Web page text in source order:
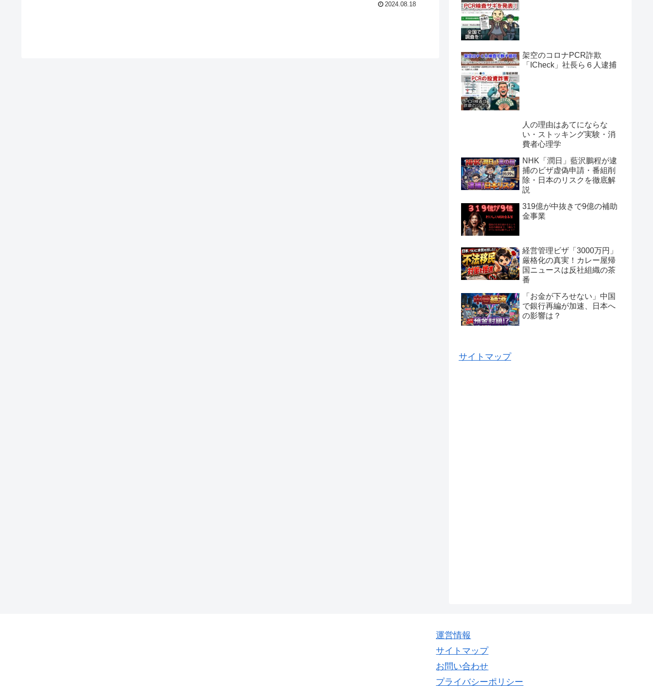
2024.08.18
架空のコロナPCR詐欺
「ICheck」社長ら６人逮捕
人の理由はあてにならな
い・ストッキング実験・消
費者心理学
NHK「潤日」藍沢鵬程が逮
捕のビザ虚偽申請・番組削
除・日本のリスクを徹底解
説
319億が中抜きで9億の補助
金事業
経営管理ビザ「3000万円」
厳格化の真実！カレー屋帰
国ニュースは反社組織の茶
番
「お金が下ろせない」中国
で銀行再編が加速、日本へ
の影響は？
サイトマップ
運営情報
サイトマップ
お問い合わせ
プライバシーポリシー